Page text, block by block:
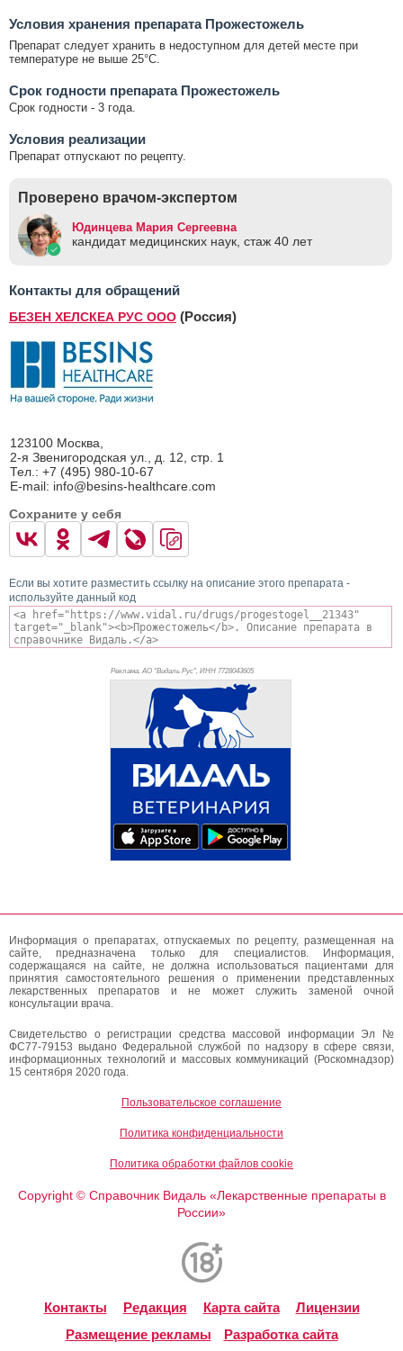
Условия хранения препарата Прожестожель
Препарат следует хранить в недоступном для детей месте при
температуре не выше 25°С.
Срок годности препарата Прожестожель
Срок годности - 3 года.
Условия реализации
Препарат отпускают по рецепту.
Проверено врачом-экспертом
Юдинцева Мария Сергеевна
кандидат медицинских наук, стаж 40 лет
Контакты для обращений
БЕЗЕН ХЕЛСКЕА РУС ООО (Россия)
123100 Москва,
2-я Звенигородская ул., д. 12, стр. 1
Тел.: +7 (495) 980-10-67
E-mail: info@besins-healthcare.com
Сохраните у себя
Если вы хотите разместить ссылку на описание этого препарата -
используйте данный код
Реклама. АО "Видаль Рус", ИНН 7728043605
Информация о препаратах, отпускаемых по рецепту, размещенная на
сайте, предназначена только для специалистов. Информация,
содержащаяся на сайте, не должна использоваться пациентами для
принятия самостоятельного решения о применении представленных
лекарственных препаратов и не может служить заменой очной
консультации врача.
Свидетельство о регистрации средства массовой информации Эл №
ФС77-79153 выдано Федеральной службой по надзору в сфере связи,
информационных технологий и массовых коммуникаций (Роскомнадзор)
15 сентября 2020 года.
Пользовательское соглашение
Политика конфиденциальности
Политика обработки файлов cookie
Copyright ©Справочник Видаль «Лекарственные препараты в
России»
Контакты Редакция Карта сайта
Лицензии
Размещение рекламы
Разработка сайта